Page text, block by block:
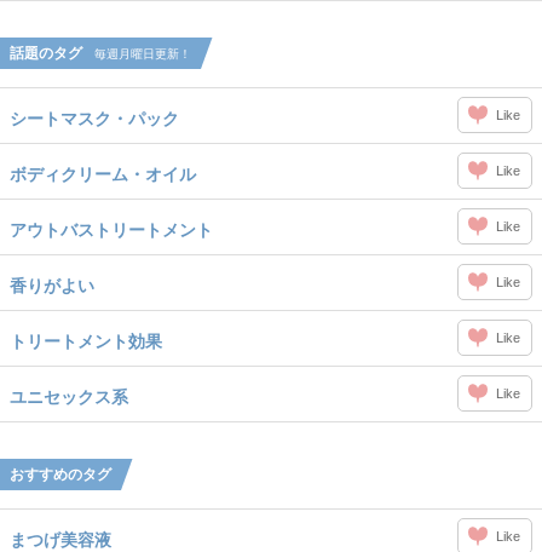
話題のタグ 毎週月曜日更新！
シートマスク・パック Like
ボディクリーム・オイル Like
アウトバストリートメント Like
香りがよい Like
トリートメント効果 Like
ユニセックス系 Like
おすすめのタグ
まつげ美容液 Like